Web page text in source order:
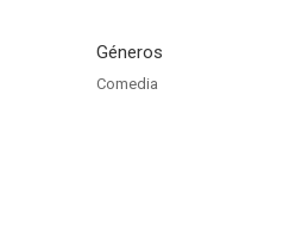
Géneros
Comedia